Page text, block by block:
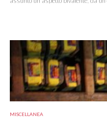
MISCELLANEA